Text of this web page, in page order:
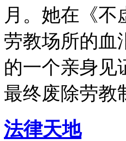
月。她在《
劳教场所的血
的一个亲身见
最终废除劳教
法律天地